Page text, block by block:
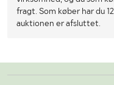
fragt. Som køber har du
auktionen er afsluttet.